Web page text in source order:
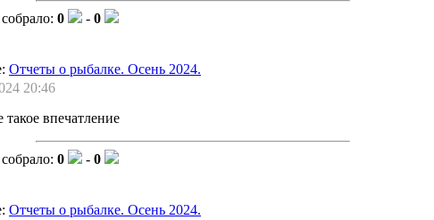
0 - 0
Отчеты о рыбалке. Осень 2024.
20:46
впечатление
0 - 0
Отчеты о рыбалке. Осень 2024.